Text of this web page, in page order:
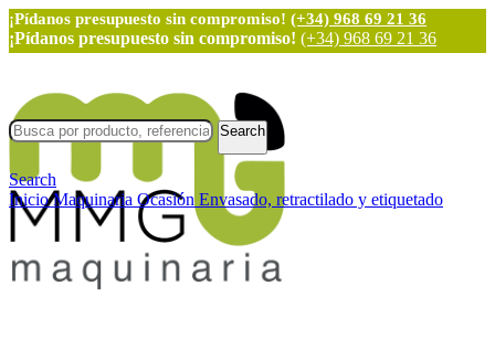
¡Pídanos presupuesto sin compromiso! (+34) 968 69 21 36
¡Pídanos presupuesto sin compromiso! (+34) 968 69 21 36
Search
Search
InicioMaquinaria Ocasión Envasado, retractilado y etiquetado